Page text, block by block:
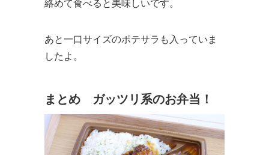
絡めて食べると美味しいです。
あと一口サイズのポテサラも入っていま
したよ。
まとめ ガッツリ系のお弁当！